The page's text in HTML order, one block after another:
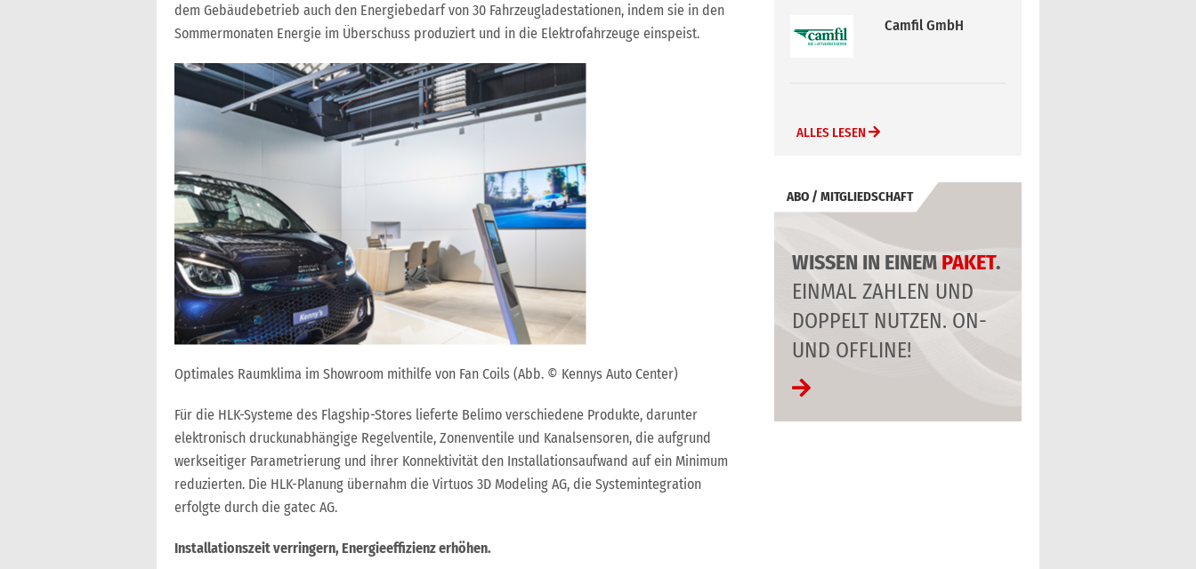
dem Gebäudebetrieb auch den Energiebedarf von 30 Fahrzeugladestationen, indem sie in den
Sommermonaten Energie im Überschuss produziert und in die Elektrofahrzeuge einspeist.
Optimales Raumklima im Showroom mithilfe von Fan Coils (Abb. © Kennys Auto Center)
Für die HLK-Systeme des Flagship-Stores lieferte Belimo verschiedene Produkte, darunter
elektronisch druckunabhängige Regelventile, Zonenventile und Kanalsensoren, die aufgrund
werkseitiger Parametrierung und ihrer Konnektivität den Installationsaufwand auf ein Minimum
reduzierten. Die HLK-Planung übernahm die Virtuos 3D Modeling AG, die Systemintegration
erfolgte durch die gatec AG.
Installationszeit verringern, Energieeffizienz erhöhen.
Condair GmbH
ALLES LESEN
ABO / MITGLIEDSCHAFT
WISSEN IN EINEM PAKET.
EINMAL ZAHLEN UND
DOPPELT NUTZEN. ON-
UND OFFLINE!